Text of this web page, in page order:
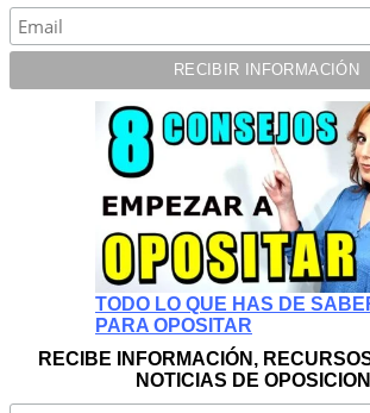
TODO LO QUE HAS DE
PARA OPOSITAR
RECIBE INFORMACIÓN,
NOTICIAS DE